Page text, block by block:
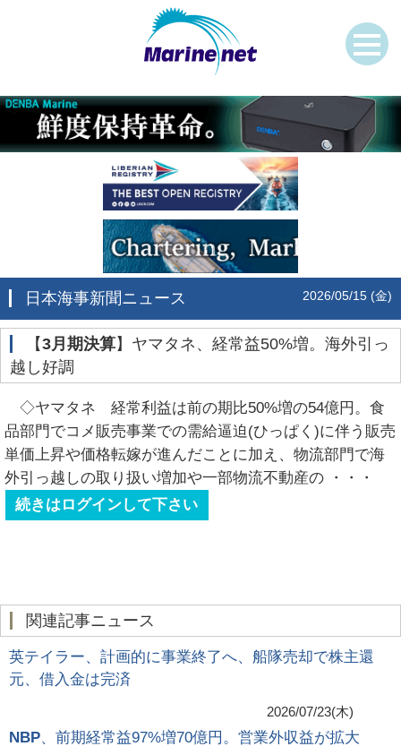
日本海事新聞ニュース 2026/05/15 (金)
‌【3月期決算】ヤマタネ、経常益50%増。海外引っ
越し好調
◇ヤマタネ 経常利益は前の期比50%増の54億円。食
品部門でコメ販売事業での需給逼迫(ひっぱく)に伴う販売
単価上昇や価格転嫁が進んだことに加え、物流部門で海
外引っ越しの取り扱い増加や一部物流不動産の
・・・
続きはログインして下さい
関連記事ニュース
英テイラー、計画的に事業終了へ、船隊売却で株主還
元、借入金は完済
2026/07/23(木)
NBP、前期経常益97%増70億円。営業外収益が拡大